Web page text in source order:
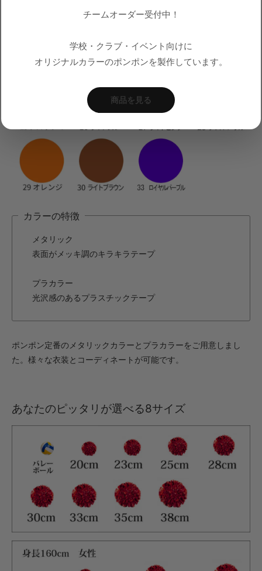
カラーの特徴
メタリック
表面がメッキ調のキラキラテープ
プラカラー
光沢感のあるプラスチックテープ
ポンポン定番のメタリックカラーとプラカラーをご用意しまし
た。様々な衣装とコーディネートが可能です。
あなたのピッタリが選べる8サイズ
チームオーダー受付中！
学校・クラブ・イベント向けに
オリジナルカラーのポンポンを製作しています。
商品を見る